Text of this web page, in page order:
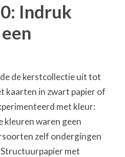
Indruk
de kerstcollectie uit tot
kaarten in zwart papier of
met kleur:
kleuren waren geen
zelf ondergingen
met